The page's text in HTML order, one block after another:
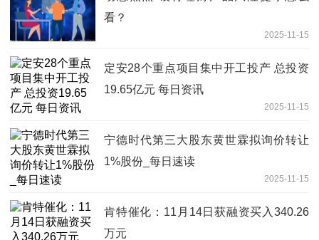
看？
2025-11-15
定安28个重点项目集中开工投产 总投资
19.65亿元 每日资讯
2025-11-15
宁德时代第三大股东黄世霖拟询价转让
1%股份_每日速读
2025-11-15
肯特催化：11月14日获融资买入340.26
万元